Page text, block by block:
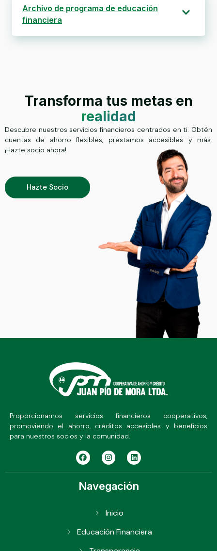
Archivo de programa de educación
financiera
Transforma tus metas en
realidad
Descubre nuestros servicios financieros centrados en ti. Obtén
cuentas de ahorro flexibles, préstamos accesibles y más.
¡Hazte socio ahora!
Hazte Socio
Proporcionamos servicios financieros cooperativos,
promoviendo el ahorro, créditos accesibles y beneficios
para nuestros socios y la comunidad.
Navegación
Inicio
Educación Financiera